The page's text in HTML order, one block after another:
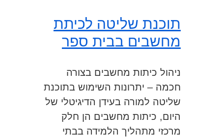
תוכנת שליטה לכיתת
מחשבים בבית ספר
ניהול כיתות מחשבים בצורה
חכמה – יתרונות השימוש בתוכנת
שליטה למורה בעידן הדיגיטלי של
היום, כיתות מחשבים הן חלק
מרכזי מתהליך הלמידה בבתי